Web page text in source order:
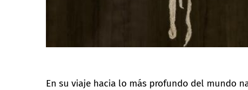
En su viaje hacia lo más profundo del mundo